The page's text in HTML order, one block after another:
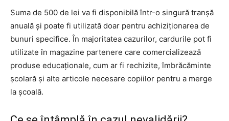
Suma de 500 de lei va fi disponibilă într-o singură tranșă
anuală și poate fi utilizată doar pentru achiziționarea de
bunuri specifice. În majoritatea cazurilor, cardurile pot fi
utilizate în magazine partenere care comercializează
produse educaționale, cum ar fi rechizite, îmbrăcăminte
școlară și alte articole necesare copiilor pentru a merge
la școală.